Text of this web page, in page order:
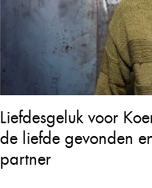
Liefdesgeluk voor
de liefde gevonden
partner